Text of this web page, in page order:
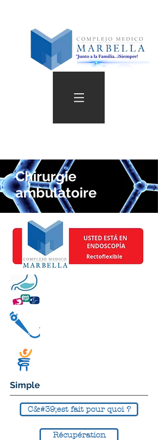
Chirurgie
ambulatoire
Simple
C&#39;est fait pour quoi ?
Récupération